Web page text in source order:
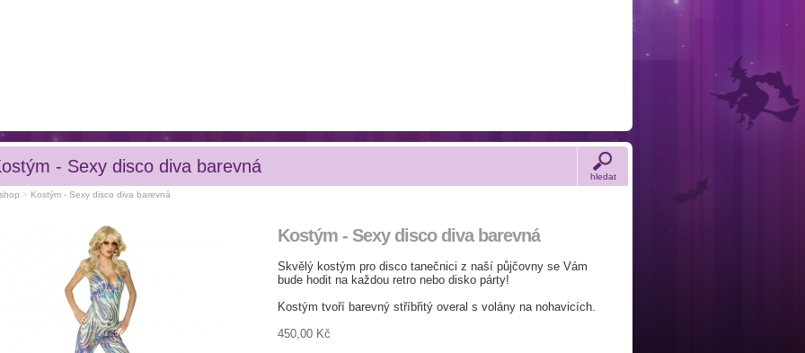
hledat
- Sexy disco diva barevná
> Kostým - Sexy disco diva barevná
Kostým - Sexy disco diva barevná
Skvělý kostým pro disco tanečnici z naší půjčovny se Vám
bude hodit na každou retro nebo disko párty!
Kostým tvoří barevný stříbřitý overal s volány na nohavicích.
450,00 Kč